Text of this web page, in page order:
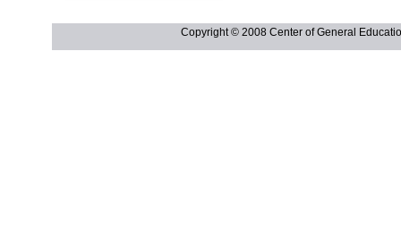
Copyright © 2008 Center of General